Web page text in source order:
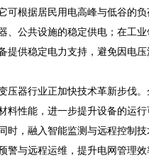
可根据居民用电高峰与低谷的
、公共设施的稳定供电；在工
提供稳定电力支持，避免因电
压器行业正加快技术革新步伐
料性能，进一步提升设备的运
时，融入智能监测与远程控制
警与远程运维，提升电网管理效